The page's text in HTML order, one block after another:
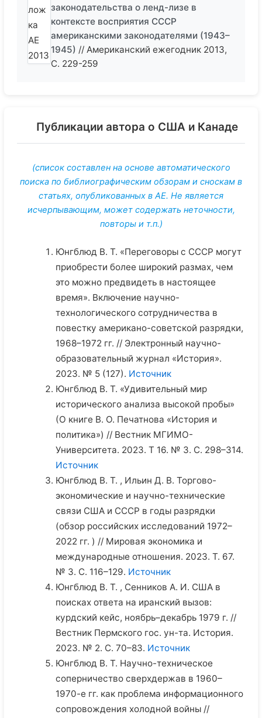
законодательства о ленд-лизе в
контексте восприятия СССР
американскими законодателями (1943–
1945) // Американский ежегодник 2013,
С. 229-259
Публикации автора о США и Канаде
(список составлен на основе автоматического
поиска по библиографическим обзорам и сноскам в
статьях, опубликованных в АЕ. Не является
исчерпывающим, может содержать неточности,
повторы и т.п.)
Юнгблюд В. Т. «Переговоры с СССР могут
приобрести более широкий размах, чем
это можно предвидеть в настоящее
время». Включение научно-
технологического сотрудничества в
повестку американо-советской разрядки,
1968–1972 гг. // Электронный научно-
образовательный журнал «История».
2023. № 5 (127). Источник
Юнгблюд В. Т. «Удивительный мир
исторического анализа высокой пробы»
(О книге В. О. Печатнова «История и
политика») // Вестник МГИМО-
Университета. 2023. Т 16. № 3. С. 298–314.
Источник
Юнгблюд В. Т. , Ильин Д. В. Торгово-
экономические и научно-технические
связи США и СССР в годы разрядки
(обзор российских исследований 1972–
2022 гг. ) // Мировая экономика и
международные отношения. 2023. Т. 67.
№ 3. С. 116–129. Источник
Юнгблюд В. Т. , Сенников А. И. США в
поисках ответа на иранский вызов:
курдский кейс, ноябрь–декабрь 1979 г. //
Вестник Пермского гос. ун-та. История.
2023. № 2. С. 70–83. Источник
Юнгблюд В. Т. Научно-техническое
соперничество сверхдержав в 1960–
1970-е гг. как проблема информационного
сопровождения холодной войны //